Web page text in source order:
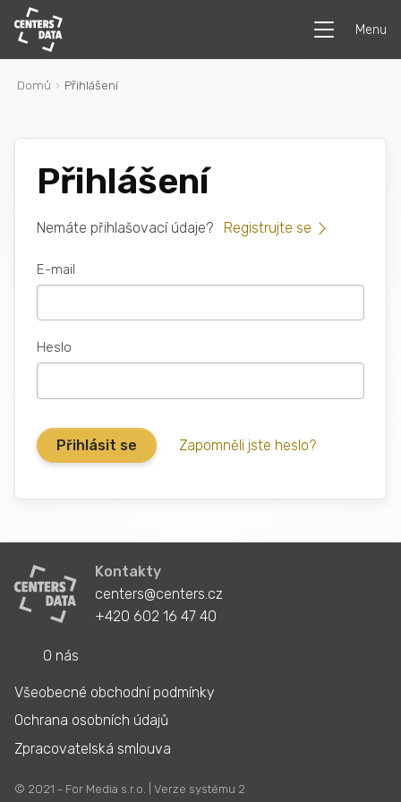
Menu
Domů Přihlášení
Přihlášení
Nemáte přihlašovací údaje? Registrujte se
E-mail
Heslo
Zapomněli jste heslo?
Kontakty
centers@centers.cz
+420 602 16 47 40
O nás
Všeobecné obchodní podmínky
Ochrana osobních údajů
Zpracovatelská smlouva
© 2021 - For Media s.r.o. | Verze systému 2